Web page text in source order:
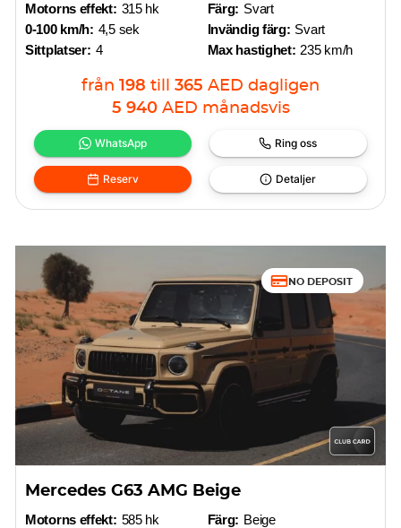
Motorns effekt: 315 hk
0-100 km/h: 4,5 sek
Sittplatser: 4
Färg: Svart
Invändig färg: Svart
Max hastighet: 235 km/h
från 198 till 365 AED dagligen
5 940 AED månadsvis
WhatsApp Ring oss
Reserv Detaljer
NO DEPOSIT
Mercedes G63 AMG Beige
Motorns effekt: 585 hk
Färg: Beige